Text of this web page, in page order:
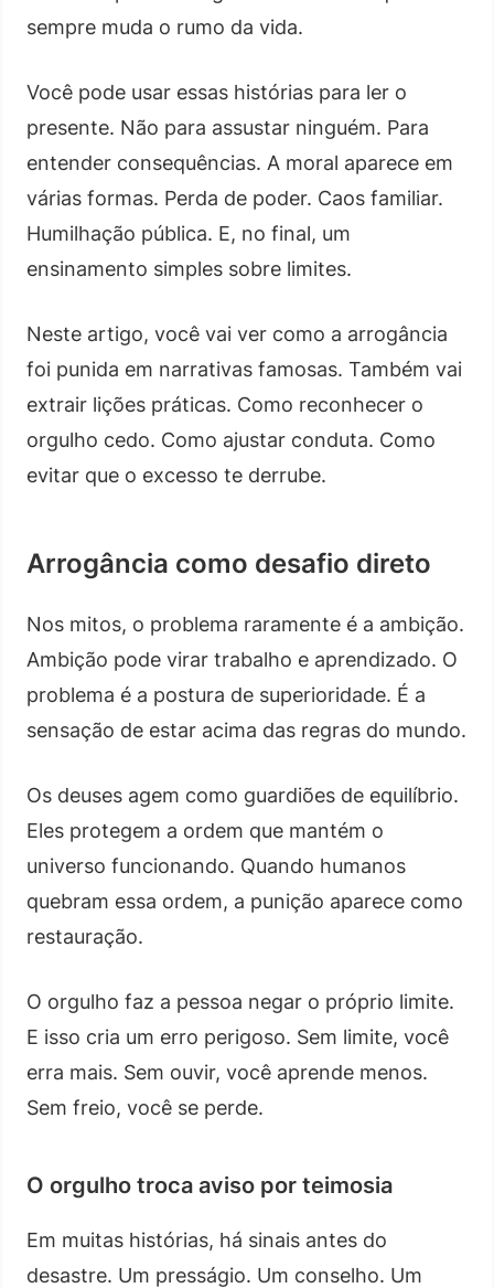
sempre muda o rumo da vida.
Você pode usar essas histórias para ler o
presente. Não para assustar ninguém. Para
entender consequências. A moral aparece em
várias formas. Perda de poder. Caos familiar.
Humilhação pública. E, no final, um
ensinamento simples sobre limites.
Neste artigo, você vai ver como a arrogância
foi punida em narrativas famosas. Também vai
extrair lições práticas. Como reconhecer o
orgulho cedo. Como ajustar conduta. Como
evitar que o excesso te derrube.
Arrogância como desafio direto
Nos mitos, o problema raramente é a ambição.
Ambição pode virar trabalho e aprendizado. O
problema é a postura de superioridade. É a
sensação de estar acima das regras do mundo.
Os deuses agem como guardiões de equilíbrio.
Eles protegem a ordem que mantém o
universo funcionando. Quando humanos
quebram essa ordem, a punição aparece como
restauração.
O orgulho faz a pessoa negar o próprio limite.
E isso cria um erro perigoso. Sem limite, você
erra mais. Sem ouvir, você aprende menos.
Sem freio, você se perde.
O orgulho troca aviso por teimosia
Em muitas histórias, há sinais antes do
desastre. Um presságio. Um conselho. Um